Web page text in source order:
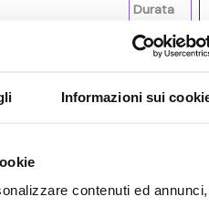
Informazioni sui
contenuti ed annunci,
Durata
di
archiviaz
per tracciare
incorporati.
le
Sessione